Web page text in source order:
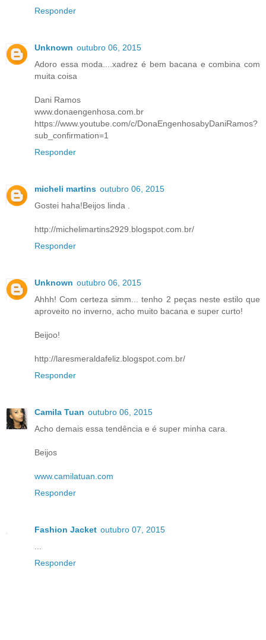
Responder
Unknown outubro 06, 2015
Adoro essa moda....xadrez é bem bacana e combina com
muita coisa
Dani Ramos
www.donaengenhosa.com.br
https://www.youtube.com/c/DonaEngenhosabyDaniRamos?
sub_confirmation=1
Responder
micheli martins outubro 06, 2015
Gostei haha!Beijos linda .
http://michelimartins2929.blogspot.com.br/
Responder
Unknown outubro 06, 2015
Ahhh! Com certeza simm... tenho 2 peças neste estilo que
aproveito no inverno, acho muito bacana e super curto!
Beijoo!
http://laresmeraldafeliz.blogspot.com.br/
Responder
Camila Tuan outubro 06, 2015
Acho demais essa tendência e é super minha cara.
Beijos
www.camilatuan.com
Responder
Fashion Jacket outubro 07, 2015
...
Responder